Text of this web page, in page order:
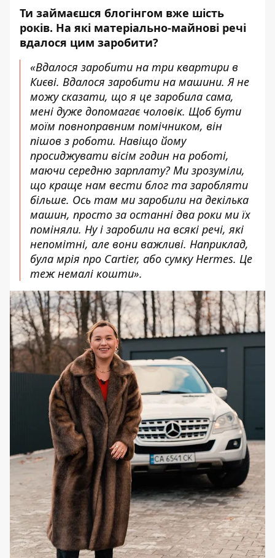
Ти займаєшся блогінгом вже шість
років. На які матеріально-майнові речі
вдалося цим заробити?
«Вдалося заробити на три квартири в
Києві. Вдалося заробити на машини. Я не
можу сказати, що я це заробила сама,
мені дуже допомагає чоловік. Щоб бути
моїм повноправним помічником, він
пішов з роботи. Навіщо йому
просиджувати вісім годин на роботі,
маючи середню зарплату? Ми зрозуміли,
що краще нам вести блог та заробляти
більше. Ось там ми заробили на декілька
машин, просто за останні два роки ми їх
поміняли. Ну і заробили на всякі речі, які
непомітні, але вони важливі. Наприклад,
була мрія про Cartier, або сумку Hermes. Це
теж немалі кошти».